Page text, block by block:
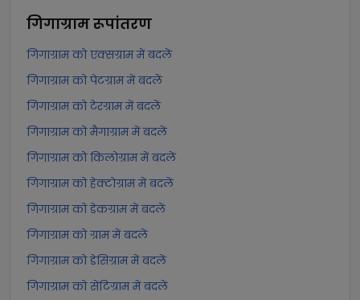
गिगाग्रामरूपांतरण
गिगाग्राम को एक्सग्राम में बदलें
गिगाग्राम को पेटग्राम में बदलें
गिगाग्राम को टेरग्राम में बदलें
गिगाग्राम को मैगाग्राम में बदलें
गिगाग्राम को किलोग्राम में बदलें
गिगाग्राम को हेक्टोग्राम में बदलें
गिगाग्राम को डेकग्राम में बदलें
गिगाग्राम को ग्राम में बदलें
गिगाग्राम को डेसिग्राम में बदलें
गिगाग्राम को सेंटिग्राम में बदलें